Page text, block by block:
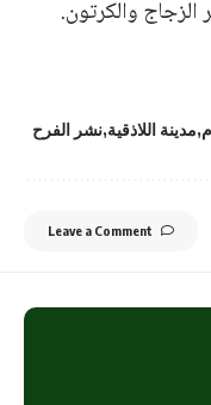
الزجاج والكرتون.
مدينة اللاذقية نشر الفرح
Leave a Comment